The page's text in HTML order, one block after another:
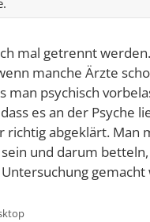
mal getrennt
manche Ärzte
man psychisch
es an der Psyche
richtig abgeklärt. Man
und darum betteln,
gemacht